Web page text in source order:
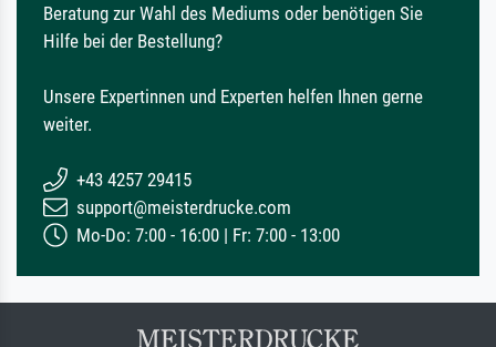
Beratung zur Wahl des Mediums oder benötigen Sie
Hilfe bei der Bestellung?
Unsere Expertinnen und Experten helfen Ihnen gerne
weiter.
+43 4257 29415
support@meisterdrucke.com
Mo-Do: 7:00 - 16:00 | Fr: 7:00 - 13:00